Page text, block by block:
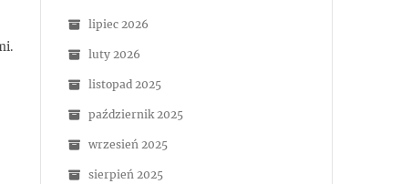
lipiec 2026
luty 2026
listopad 2025
październik 2025
wrzesień 2025
sierpień 2025